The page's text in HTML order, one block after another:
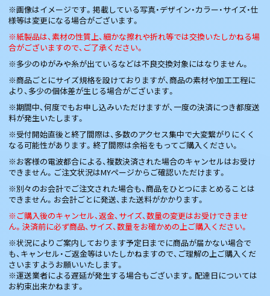
※画像はイメージです。掲載している写真・デザイン・カラー・サイズ・仕
様等は変更になる場合がございます。
※紙製品は、素材の性質上、細かな擦れや折れ等では交換いたしかねる場
合がございますので、ご了承ください。
※多少のゆがみや糸が出ているなどは不良交換対象にはなりません。
※商品ごとにサイズ規格を設けておりますが、商品の素材や加工工程に
より、多少の個体差が生じる場合がございます。
※期間中、何度でもお申し込みいただけますが、一度の決済につき都度送
料が発生いたします。
※受付開始直後と終了間際は、多数のアクセス集中で大変繋がりにくく
なる可能性があります。終了間際は余裕をもってご購入ください。
※お客様の電波都合による、複数決済された場合のキャンセルはお受け
できません。ご注文状況はMYページからご確認いただけます。
※別々のお会計でご注文された場合も、商品をひとつにまとめることは
できません。お会計ごとに発送、また送料がかかります。
※ご購入後のキャンセル、返金、サイズ、数量の変更はお受けできませ
ん。決済前に必ず商品、サイズ、数量をお確かめの上ご購入ください。
※状況によりご案内しております予定日までに商品が届かない場合で
も、キャンセル・ご返金等はいたしかねますので、ご理解の上ご購入くだ
さいますようお願いいたします。
※運送業者による遅延が発生する場合もございます。配達日については
お約束出来かねます。